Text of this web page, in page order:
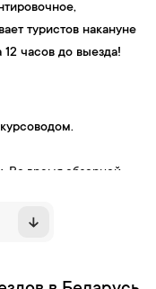
туристов накануне
часов до выезда!
Во время обзорной
кня­же­ство Ли­тов­